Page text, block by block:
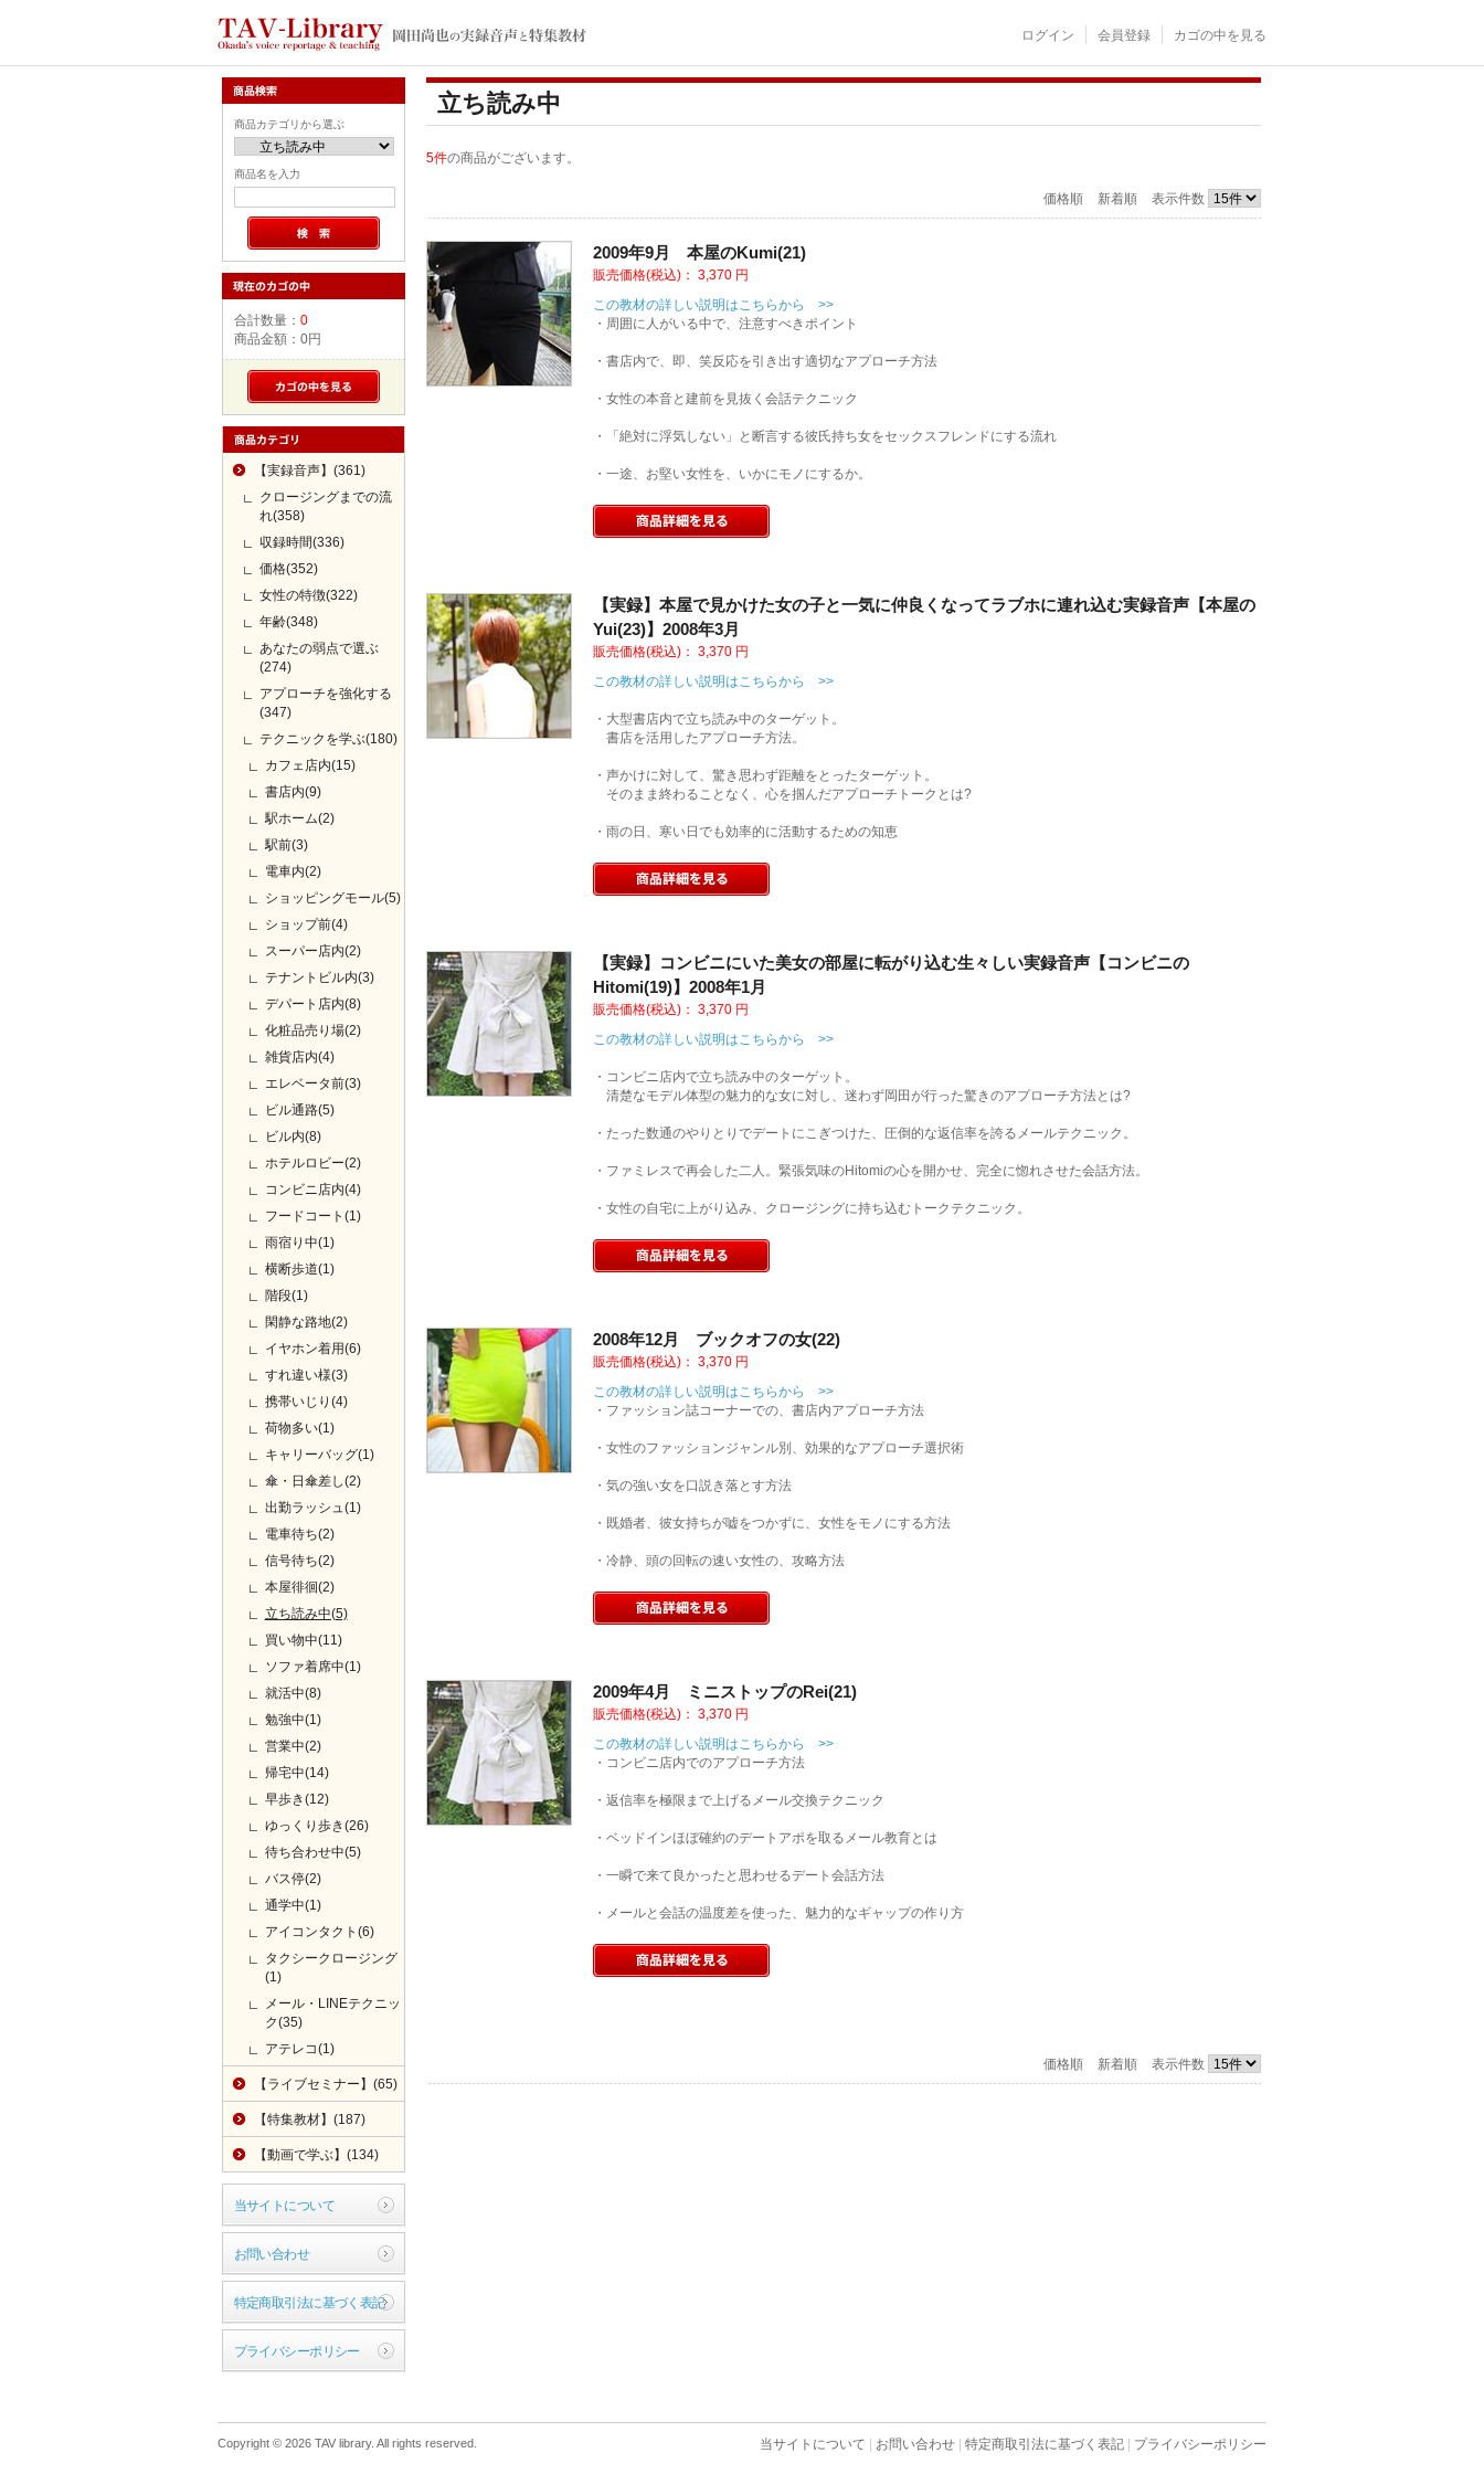
カゴの中を見る
会員登録
ログイン
商品カテゴリから選ぶ
商品名を入力
合計数量： 0
商品金額： 0円
【実録音声】(361)
クロージングまでの流
れ(358)
収録時間(336)
価格(352)
女性の特徴(322)
年齢(348)
あなたの弱点で選ぶ
(274)
アプローチを強化する
(347)
テクニックを学ぶ(180)
カフェ店内(15)
書店内(9)
駅ホーム(2)
駅前(3)
電車内(2)
ショッピングモール(5)
ショップ前(4)
スーパー店内(2)
テナントビル内(3)
デパート店内(8)
化粧品売り場(2)
雑貨店内(4)
エレベータ前(3)
ビル通路(5)
ビル内(8)
ホテルロビー(2)
コンビニ店内(4)
フードコート(1)
雨宿り中(1)
横断歩道(1)
階段(1)
閑静な路地(2)
イヤホン着用(6)
すれ違い様(3)
携帯いじり(4)
荷物多い(1)
キャリーバッグ(1)
傘・日傘差し(2)
出勤ラッシュ(1)
電車待ち(2)
信号待ち(2)
本屋徘徊(2)
立ち読み中(5)
買い物中(11)
ソファ着席中(1)
就活中(8)
勉強中(1)
営業中(2)
帰宅中(14)
早歩き(12)
ゆっくり歩き(26)
待ち合わせ中(5)
バス停(2)
通学中(1)
アイコンタクト(6)
タクシークロージング
(1)
メール・LINEテクニッ
ク(35)
アテレコ(1)
【ライブセミナー】(65)
【特集教材】(187)
【動画で学ぶ】(134)
当サイトについて
お問い合わせ
特定商取引法に基づく表記
プライバシーポリシー
立ち読み中
5件の商品がございます。
価格順 新着順 表示件数
2009年9月 本屋のKumi(21)
販売価格(税込)：3,370 円
この教材の詳しい説明はこちらから >>
・周囲に人がいる中で、注意すべきポイント
・書店内で、即、笑反応を引き出す適切なアプローチ方法
・女性の本音と建前を見抜く会話テクニック
・「絶対に浮気しない」と断言する彼氏持ち女をセックスフレンドにする流れ
・一途、お堅い女性を、いかにモノにするか。
【実録】本屋で見かけた女の子と一気に仲良くなってラブホに連れ込む実録音声【本屋の
Yui(23)】2008年3月
販売価格(税込)：3,370 円
この教材の詳しい説明はこちらから >>
・大型書店内で立ち読み中のターゲット。
書店を活用したアプローチ方法。
・声かけに対して、驚き思わず距離をとったターゲット。
そのまま終わることなく、心を掴んだアプローチトークとは?
・雨の日、寒い日でも効率的に活動するための知恵
【実録】コンビニにいた美女の部屋に転がり込む生々しい実録音声【コンビニの
Hitomi(19)】2008年1月
販売価格(税込)：3,370 円
この教材の詳しい説明はこちらから >>
・コンビニ店内で立ち読み中のターゲット。
清楚なモデル体型の魅力的な女に対し、迷わず岡田が行った驚きのアプローチ方法とは?
・たった数通のやりとりでデートにこぎつけた、圧倒的な返信率を誇るメールテクニック。
・ファミレスで再会した二人。緊張気味のHitomiの心を開かせ、完全に惚れさせた会話方法。
・女性の自宅に上がり込み、クロージングに持ち込むトークテクニック。
2008年12月 ブックオフの女(22)
販売価格(税込)：3,370 円
この教材の詳しい説明はこちらから >>
・ファッション誌コーナーでの、書店内アプローチ方法
・女性のファッションジャンル別、効果的なアプローチ選択術
・気の強い女を口説き落とす方法
・既婚者、彼女持ちが嘘をつかずに、女性をモノにする方法
・冷静、頭の回転の速い女性の、攻略方法
2009年4月 ミニストップのRei(21)
販売価格(税込)：3,370 円
この教材の詳しい説明はこちらから >>
・コンビニ店内でのアプローチ方法
・返信率を極限まで上げるメール交換テクニック
・ベッドインほぼ確約のデートアポを取るメール教育とは
・一瞬で来て良かったと思わせるデート会話方法
・メールと会話の温度差を使った、魅力的なギャップの作り方
価格順 新着順 表示件数
当サイトについて | お問い合わせ | 特定商取引法に基づく表記 | プライバシーポリシー
Copyright © 2026 TAV library. All rights reserved.